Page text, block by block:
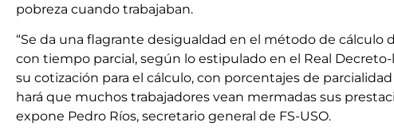
pobreza cuando trabajaban.
“Se da una flagrante desigualdad en el método de
con tiempo parcial, según lo estipulado en el Real
su cotización para el cálculo, con porcentajes de
hará que muchos trabajadores vean mermadas sus
expone Pedro Ríos, secretario general de FS-USO.